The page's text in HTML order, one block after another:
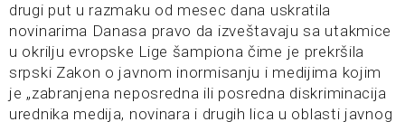
drugi put u razmaku od mesec dana uskratila
novinarima Danasa pravo da izveštavaju sa utakmice
u okrilju evropske Lige šampiona čime je prekršila
srpski Zakon o javnom inormisanju i medijima kojim
je „zabranjena neposredna ili posredna diskriminacija
urednika medija, novinara i drugih lica u oblasti javnog